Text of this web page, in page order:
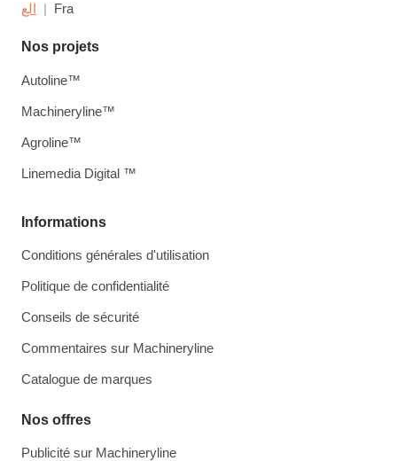
الع Fra
Informations
Conditions générales d'utilisation
Politique de confidentialité
Conseils de sécurité
Commentaires sur Machineryline
Catalogue de marques
Nos offres
Publicité sur Machineryline
Nos projets
Autoline™
Machineryline™
Agroline™
Linemedia Digital ™